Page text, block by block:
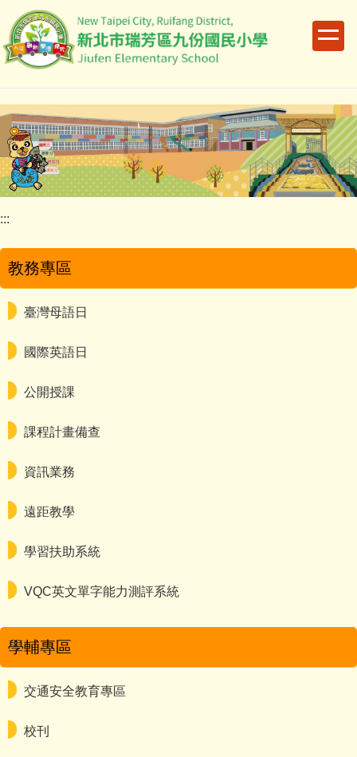
到
主
容
區
:::
教務專區
臺灣母語日
國際英語日
公開授課
課程計畫備查
資訊業務
遠距教學
學習扶助系統
VQC英文單字能力測評系統
學輔專區
交通安全教育專區
校刊